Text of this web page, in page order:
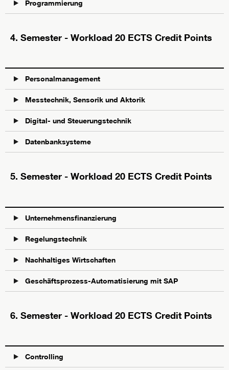
Programmierung
4. Semester - Workload 20 ECTS Credit Points
Personalmanagement
Messtechnik, Sensorik und Aktorik
Digital- und Steuerungstechnik
Datenbanksysteme
5. Semester - Workload 20 ECTS Credit Points
Unternehmensfinanzierung
Regelungstechnik
Nachhaltiges Wirtschaften
Geschäftsprozess-Automatisierung mit SAP
6. Semester - Workload 20 ECTS Credit Points
Controlling